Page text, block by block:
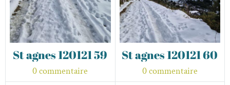
St agnes 120121 59
0 commentaire
St agnes 120121 60
0 commentaire